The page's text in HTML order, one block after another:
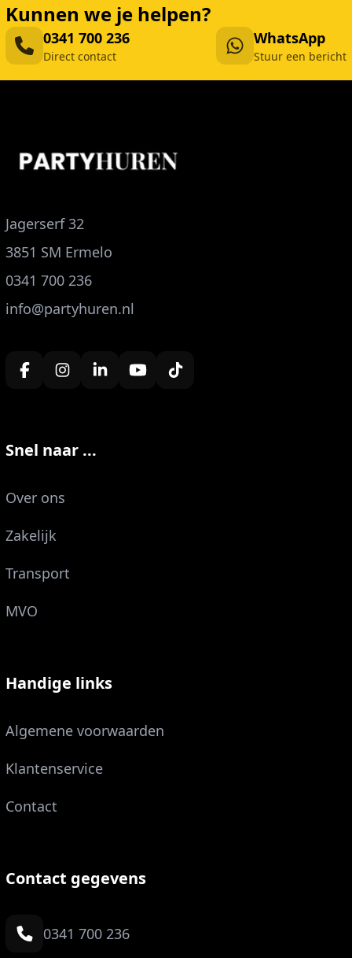
Kunnen we je helpen?
0341 700 236
Direct contact
WhatsApp
Stuur een bericht
Jagerserf 32
3851 SM Ermelo
0341 700 236
info@partyhuren.nl
Snel naar ...
Over ons
Zakelijk
Transport
MVO
Handige links
Algemene voorwaarden
Klantenservice
Contact
Contact gegevens
0341 700 236